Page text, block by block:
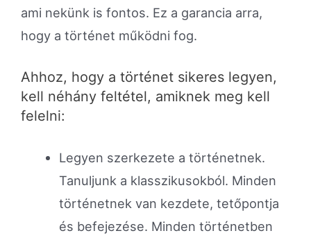
ami nekünk is fontos. Ez a garancia arra,
hogy a történet működni fog.
Ahhoz, hogy a történet sikeres legyen,
kell néhány feltétel, amiknek meg kell
felelni:
Legyen szerkezete a történetnek.
Tanuljunk a klasszikusokból. Minden
történetnek van kezdete, tetőpontja
és befejezése. Minden történetben